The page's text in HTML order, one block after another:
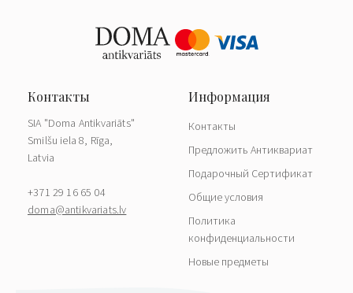
SIA "Doma Antikvariāts"
Smilšu iela 8, Rīga,
Latvia
+371 29 16 65 04
doma@antikvariats.lv
Контакты
Предложить Антиквариат
Подарочный Сертификат
Общие условия
Политика
конфиденциальности
Новые предметы